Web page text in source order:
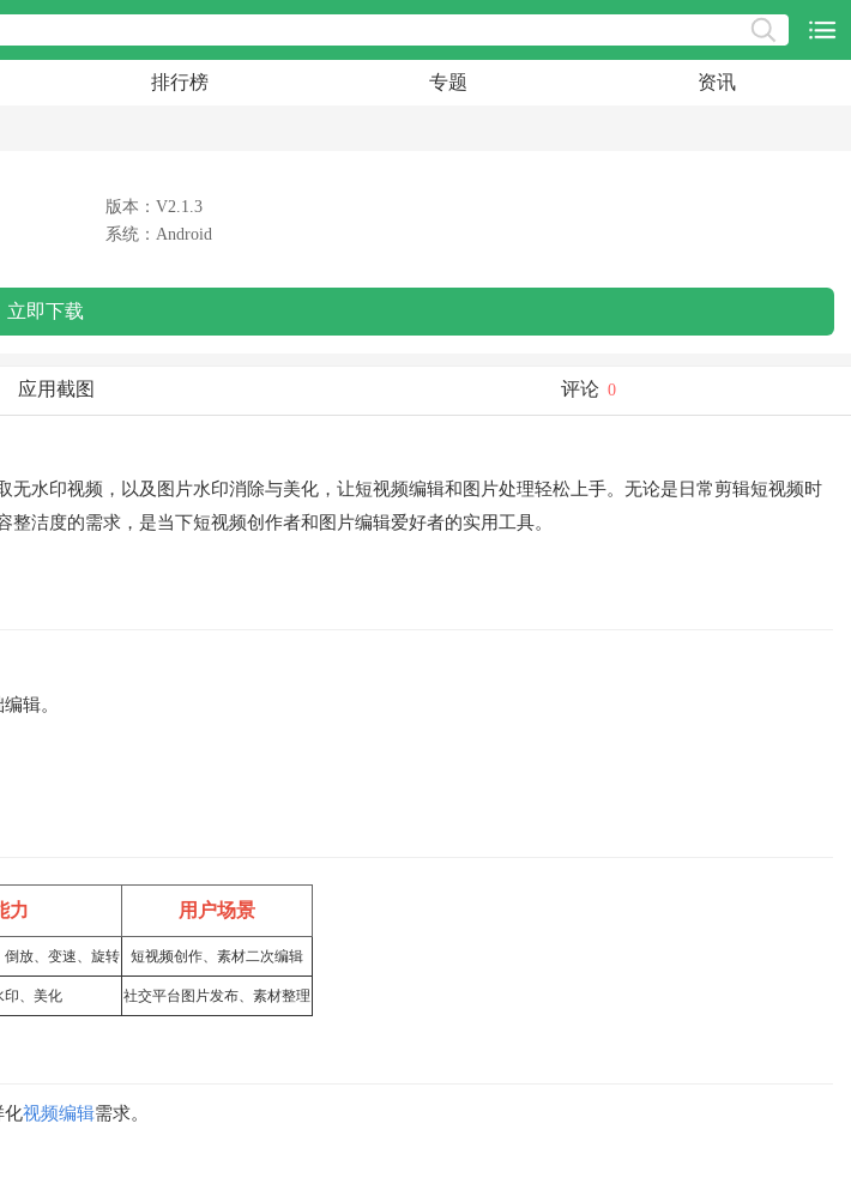
排行榜 专题 资讯
版本：V2.1.3
系统：Android
立即下载
应用截图 评论 0
水印视频，以及图片水印消除与美化，让短视频编辑和图片处理轻松上手。无论是日常剪辑短视频时
洁度的需求，是当下短视频创作者和图片编辑爱好者的实用工具。
辑。
力 用户场景
放、变速、旋转 短视频创作、素材二次编辑
印、美化 社交平台图片发布、素材整理
化视频编辑需求。